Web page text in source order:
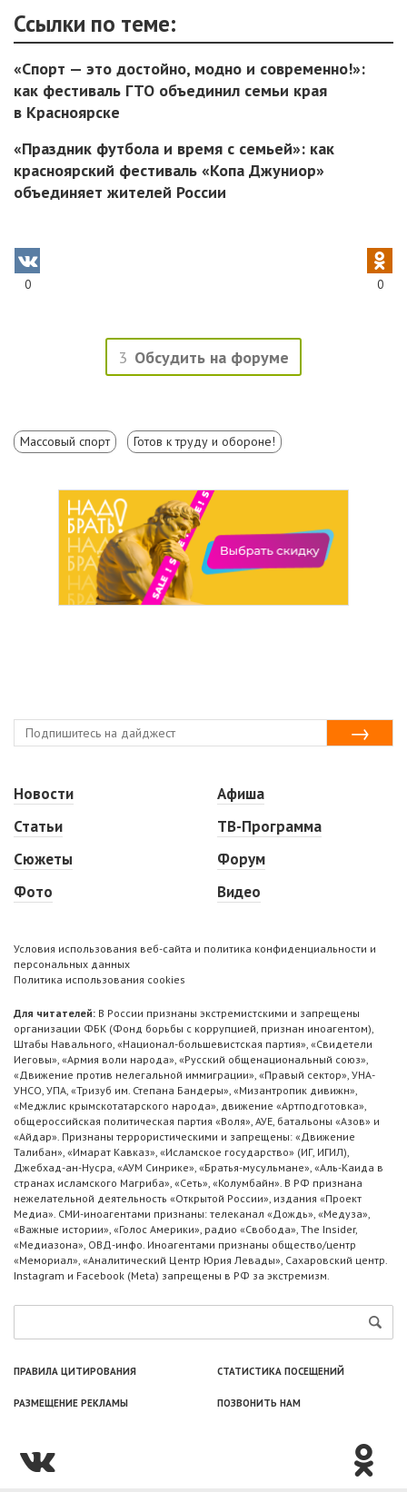
Ссылки по теме:
«Спорт — это достойно, модно и современно!»:
как фестиваль ГТО объединил семьи края
в Красноярске
«Праздник футбола и время с семьей»: как
красноярский фестиваль «Копа Джуниор»
объединяет жителей России
0 0
3 Обсудить на форуме
Массовый спорт Готов к труду и обороне!
Новости
Статьи
Сюжеты
Фото
Афиша
ТВ-Программа
Форум
Видео
Условия использования веб-сайта и политика конфиденциальности и
персональных данных
Политика использования cookies
Для читателей: В России признаны экстремистскими и запрещены
организации ФБК (Фонд борьбы с коррупцией, признан иноагентом),
Штабы Навального, «Национал-большевистская партия», «Свидетели
Иеговы», «Армия воли народа», «Русский общенациональный союз»,
«Движение против нелегальной иммиграции», «Правый сектор», УНА-
УНСО, УПА, «Тризуб им. Степана Бандеры», «Мизантропик дивижн»,
«Меджлис крымскотатарского народа», движение «Артподготовка»,
общероссийская политическая партия «Воля», АУЕ, батальоны «Азов» и
«Айдар». Признаны террористическими и запрещены: «Движение
Талибан», «Имарат Кавказ», «Исламское государство» (ИГ, ИГИЛ),
Джебхад-ан-Нусра, «АУМ Синрике», «Братья-мусульмане», «Аль-Каида в
странах исламского Магриба», «Сеть», «Колумбайн». В РФ признана
нежелательной деятельность «Открытой России», издания «Проект
Медиа». СМИ-иноагентами признаны: телеканал «Дождь», «Медуза»,
«Важные истории», «Голос Америки», радио «Свобода», The Insider,
«Медиазона», ОВД-инфо. Иноагентами признаны общество/центр
«Мемориал», «Аналитический Центр Юрия Левады», Сахаровский центр.
Instagram и Facebook (Metа) запрещены в РФ за экстремизм.
ПРАВИЛА ЦИТИРОВАНИЯ СТАТИСТИКА ПОСЕЩЕНИЙ
РАЗМЕЩЕНИЕ РЕКЛАМЫ ПОЗВОНИТЬ НАМ